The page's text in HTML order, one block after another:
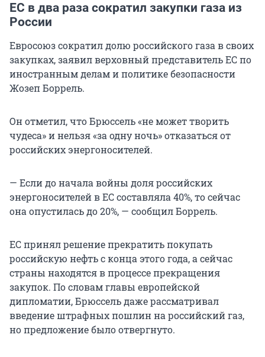
ЕС в два раза сократил закупки газа из
России
Евросоюз сократил долю российского газа в своих
закупках, заявил верховный представитель ЕС по
иностранным делам и политике безопасности
Жозеп Боррель.
Он отметил, что Брюссель «не может творить
чудеса» и нельзя «за одну ночь» отказаться от
российских энергоносителей.
— Если до начала войны доля российских
энергоносителей в ЕС составляла 40%, то сейчас
она опустилась до 20%, — сообщил Боррель.
ЕС принял решение прекратить покупать
российскую нефть с конца этого года, а сейчас
страны находятся в процессе прекращения
закупок. По словам главы европейской
дипломатии, Брюссель даже рассматривал
введение штрафных пошлин на российский газ,
но предложение было отвергнуто.